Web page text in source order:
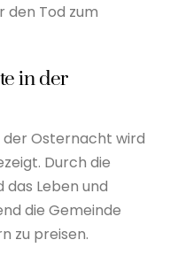
den Tod zum
in der
der Osternacht wird
Durch die
Leben und
die Gemeinde
zu preisen.